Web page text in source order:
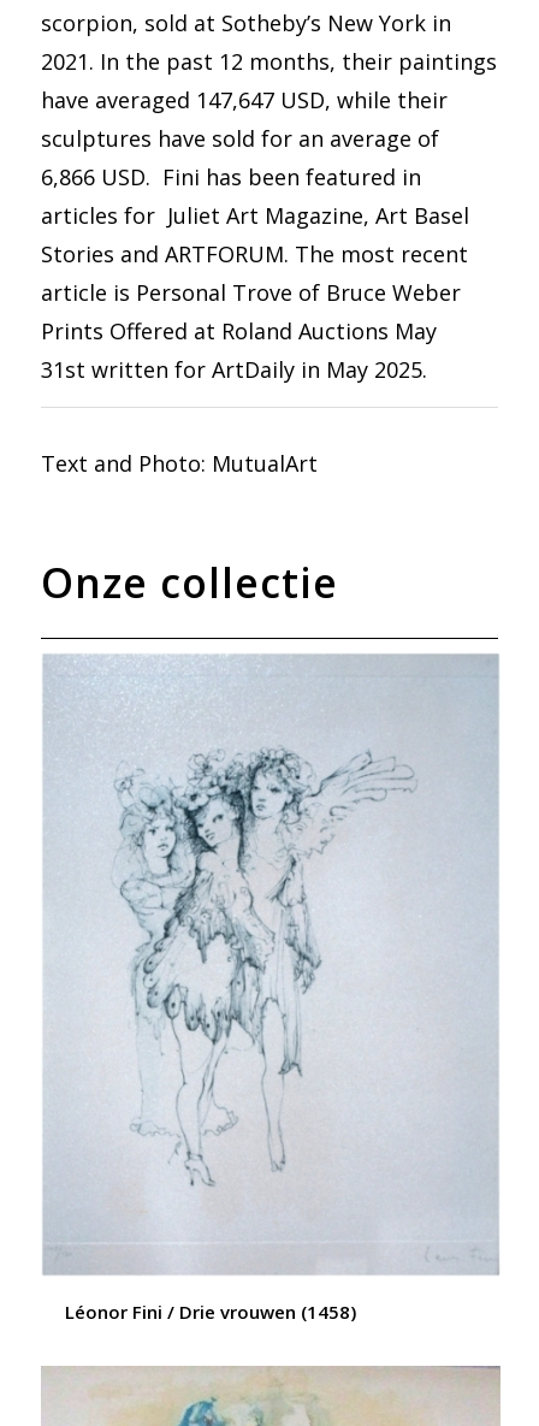
scorpion, sold at Sotheby’s New York in
2021. In the past 12 months, their paintings
have averaged 147,647 USD, while their
sculptures have sold for an average of
6,866 USD. Fini has been featured in
articles for Juliet Art Magazine, Art Basel
Stories and ARTFORUM. The most recent
article is Personal Trove of Bruce Weber
Prints Offered at Roland Auctions May
31st written for ArtDaily in May 2025.
Text and Photo: MutualArt
Onze collectie
Léonor Fini / Drie vrouwen (1458)